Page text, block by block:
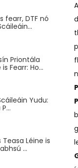
fearr, DTF nó
Priontála
Fearr: Ho...
Yudu:
Teasa Léine is
...
A